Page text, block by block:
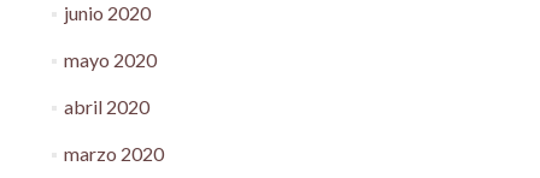
junio 2020
mayo 2020
abril 2020
marzo 2020